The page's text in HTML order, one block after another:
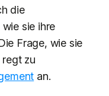
die
sie ihre
Frage, wie sie
regt zu
an.